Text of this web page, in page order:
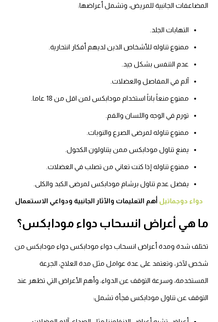
المضاعفات الجانبية للمريض، وتشمل أعراضها:
التهابات الجلد.
ممنوع تناوله للأشخاص الذين لديهم أفكار انتحارية.
عدم التنفس بشكل جيد.
آلم في المفاصل والعضلات.
ممنوع منعاً باتاً استخدام مودابكس لمن اقل من 18 عاما.
تورم في الوجه واللسان والفم.
ممنوع تناوله لمرضى الصرع والنوبات.
يمنع تناول مودابكس ممن يتناولون الكحول.
ممنوع تناوله إذا كنت تعاني من تصلب في العضلات.
يفضل عدم تناول برشام مودابكس لمرضى الكبد والكلى.
دواء دوجماتيل أهم التعليمات والآثار الجانبية ودواعي الاستعمال
ما هي أعراض انسحاب دواء مودابكس؟
تختلف شدة ومدة أعراض انسحاب دواء مودابكس دواء مودابكس من
شخص لآخر، وتعتمد على عدة عوامل مثل مدة العلاج، الجرعة
المستخدمة، وسرعة التوقف عن الدواء، وأهم الأعراض التي تظهر عند
التوقف عن تناول مودابكس فجأة تشمل: